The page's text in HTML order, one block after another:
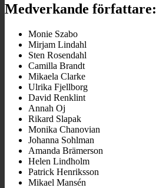
Medverkande författare:
Monie Szabo
Mirjam Lindahl
Sten Rosendahl
Camilla Brandt
Mikaela Clarke
Ulrika Fjellborg
David Renklint
Annah Oj
Rikard Slapak
Monika Chanovian
Johanna Sohlman
Amanda Brämerson
Helen Lindholm
Patrick Henriksson
Mikael Mansén